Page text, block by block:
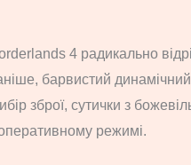
4 радикально
барвистий
зброї, сутички з
режимі.